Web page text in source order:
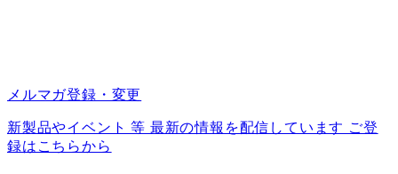
メルマガ登録・変更
新製品やイベント 等 最新の情報を配信しています ご登
録はこちらから